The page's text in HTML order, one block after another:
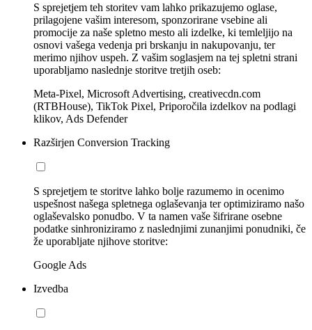
S sprejetjem teh storitev vam lahko prikazujemo oglase,
prilagojene vašim interesom, sponzorirane vsebine ali
promocije za naše spletno mesto ali izdelke, ki temleljijo na
osnovi vašega vedenja pri brskanju in nakupovanju, ter
merimo njihov uspeh. Z vašim soglasjem na tej spletni strani
uporabljamo naslednje storitve tretjih oseb:
Meta-Pixel, Microsoft Advertising, creativecdn.com
(RTBHouse), TikTok Pixel, Priporočila izdelkov na podlagi
klikov, Ads Defender
Razširjen Conversion Tracking
S sprejetjem te storitve lahko bolje razumemo in ocenimo
uspešnost našega spletnega oglaševanja ter optimiziramo našo
oglaševalsko ponudbo. V ta namen vaše šifrirane osebne
podatke sinhroniziramo z naslednjimi zunanjimi ponudniki, če
že uporabljate njihove storitve:
Google Ads
Izvedba